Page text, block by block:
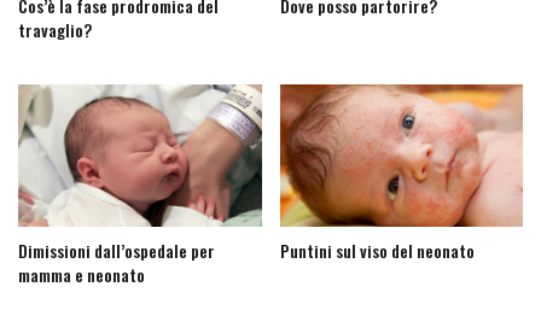
Cos’è la fase prodromica del
travaglio?
Dove posso partorire?
Dimissioni dall’ospedale per
mamma e neonato
Puntini sul viso del neonato